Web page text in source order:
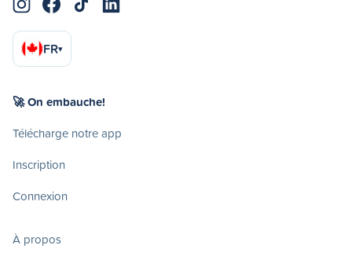
FR▾
🚀 On embauche!
Télécharge notre app
Inscription
Connexion
À propos